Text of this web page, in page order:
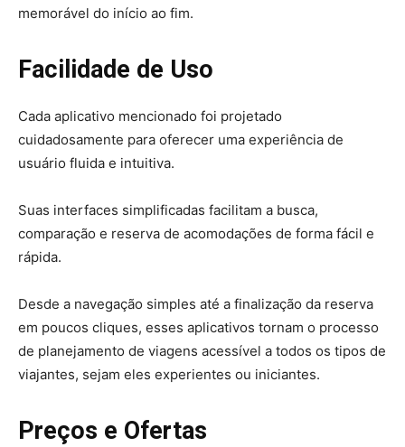
memorável do início ao fim.
Facilidade de Uso
Cada aplicativo mencionado foi projetado
cuidadosamente para oferecer uma experiência de
usuário fluida e intuitiva.
Suas interfaces simplificadas facilitam a busca,
comparação e reserva de acomodações de forma fácil e
rápida.
Desde a navegação simples até a finalização da reserva
em poucos cliques, esses aplicativos tornam o processo
de planejamento de viagens acessível a todos os tipos de
viajantes, sejam eles experientes ou iniciantes.
Preços e Ofertas